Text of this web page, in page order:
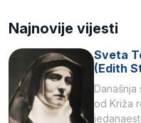
Najnovije vijesti
Sveta
(Edith
od Križa